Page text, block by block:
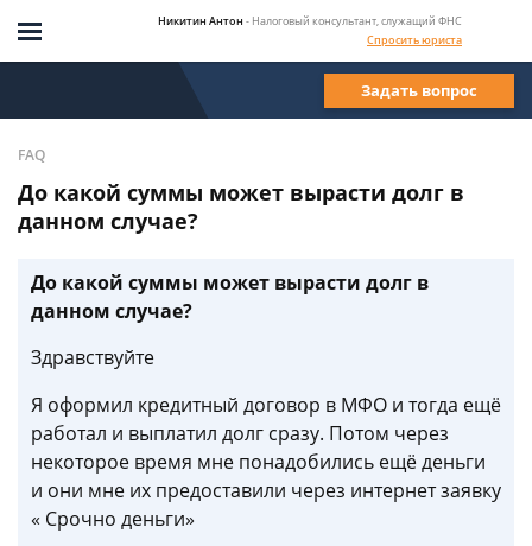
Никитин Антон - Налоговый консультант, служащий ФНС
Спросить юриста
Задать вопрос
FAQ
До какой суммы может вырасти долг в
данном случае?
До какой суммы может вырасти долг в
данном случае?
Здравствуйте
Я оформил кредитный договор в МФО и тогда ещё
работал и выплатил долг сразу. Потом через
некоторое время мне понадобились ещё деньги
и они мне их предоставили через интернет заявку
« Срочно деньги»